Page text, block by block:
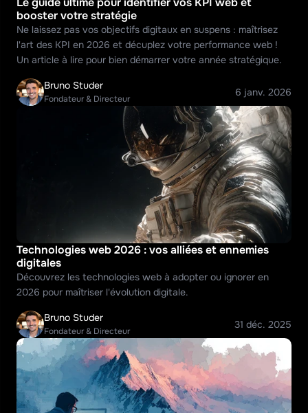
booster votre stratégie
Ne laissez pas vos objectifs digitaux en suspens : maîtrisez
l'art des KPI en 2026 et décuplez votre performance web !
Un article à lire pour bien démarrer votre année stratégique.
Bruno Studer
Fondateur & Directeur
6 janv. 2026
Technologies web 2026 : vos alliées et ennemies
digitales
Découvrez les technologies web à adopter ou ignorer en
2026 pour maîtriser l'évolution digitale.
Bruno Studer
Fondateur & Directeur
31 déc. 2025